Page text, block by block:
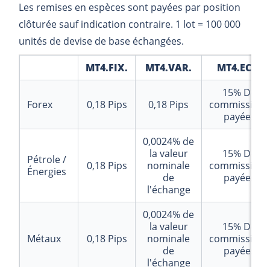
Les remises en espèces sont payées par position
clôturée sauf indication contraire. 1 lot = 100 000
unités de devise de base échangées.
MT4.FIX.
MT4.VAR. MT4.ECN.
Forex 0,18 Pips 0,18 Pips
15% De
commissions
payées
Pétrole /
Énergies
0,18 Pips
0,0024% de
la valeur
nominale
de
l'échange
15% De
commissions
payées
Métaux 0,18 Pips
0,0024% de
la valeur
nominale
de
l'échange
15% De
commissions
payées